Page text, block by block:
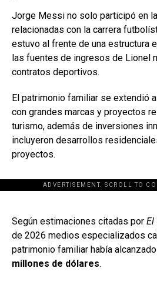
Jorge Messi no solo participó en
relacionadas con la carrera
estuvo al frente de una estructura
las fuentes de ingresos de Lionel
contratos deportivos.
El patrimonio familiar se extendió
con grandes marcas y proyectos
turismo, además de inversiones
incluyeron desarrollos
proyectos.
ADVERTISEMENT. SCROLL TO
[adsforwp
Según estimaciones citadas por El
de 2026 medios especializados
patrimonio familiar había
millones de dólares.